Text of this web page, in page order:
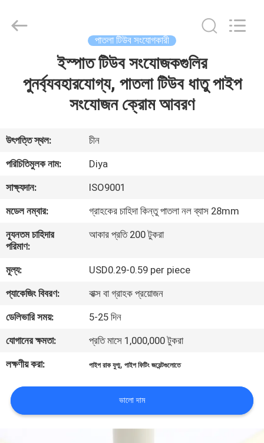
আমাদের
সম্পর্কে
কারখানা
ভ্রমণ
নিয়ন্ত্রণ
যোগাযোগ
করুন
খবর
মামলা
পাতলা টিউব সংযোগকারী
ইস্পাত টিউব সংযোজকগুলির
পুনর্ব্যবহারযোগ্য, পাতলা টিউব ধাতু পাইপ
সংযোজন ক্রোম আবরণ
উৎপত্তি স্থল:
চীন
পরিচিতিমুলক নাম:
Diya
সাক্ষ্যদান:
ISO9001
মডেল নম্বার:
গ্রাহকের চাহিদা কিন্তু পাতলা নল ব্যাস 28mm
ন্যূনতম চাহিদার
পরিমাণ:
আকার প্রতি 200 টুকরা
মূল্য:
USD0.29-0.59 per piece
প্যাকেজিং বিবরণ:
বাক্স বা গ্রাহক প্রয়োজন
ডেলিভারি সময়:
5-25 দিন
যোগানের ক্ষমতা:
প্রতি মাসে 1,000,000 টুকরা
লক্ষণীয় করা:
পাইপ রাক যুগ্ম,পাইপ ফিটিং জয়েন্টগুলোতে
ভালো দাম